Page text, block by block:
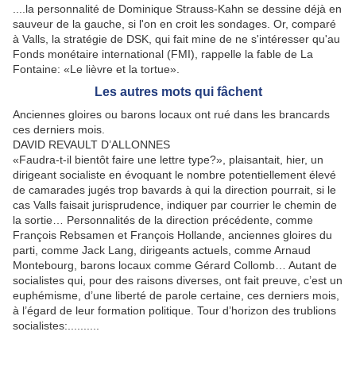
....la personnalité de Dominique Strauss-Kahn se dessine déjà en
sauveur de la gauche, si l'on en croit les sondages. Or, comparé
à Valls, la stratégie de DSK, qui fait mine de ne s'intéresser qu'au
Fonds monétaire international (FMI), rappelle la fable de La
Fontaine: «Le lièvre et la tortue».
Les autres mots qui fâchent
Anciennes gloires ou barons locaux ont rué dans les brancards
ces derniers mois.
DAVID REVAULT D’ALLONNES
«Faudra-t-il bientôt faire une lettre type?», plaisantait, hier, un
dirigeant socialiste en évoquant le nombre potentiellement élevé
de camarades jugés trop bavards à qui la direction pourrait, si le
cas Valls faisait jurisprudence, indiquer par courrier le chemin de
la sortie… Personnalités de la direction précédente, comme
François Rebsamen et François Hollande, anciennes gloires du
parti, comme Jack Lang, dirigeants actuels, comme Arnaud
Montebourg, barons locaux comme Gérard Collomb… Autant de
socialistes qui, pour des raisons diverses, ont fait preuve, c’est un
euphémisme, d’une liberté de parole certaine, ces derniers mois,
à l’égard de leur formation politique. Tour d’horizon des trublions
socialistes:..........